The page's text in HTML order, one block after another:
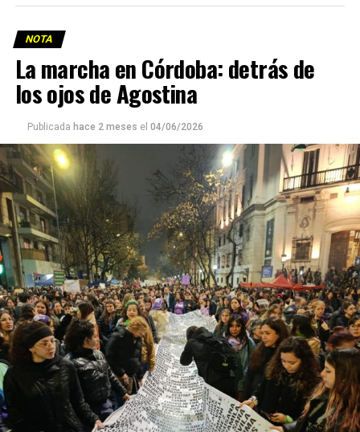
un hombre las frenó y las increpó: una terminó con la
nariz fracturada; la otra, con lesiones en la mano. En
Palermo, un joven gay fue brutalmente golpeado y le
rompieron la mandíbula. En Neuquén, Azul Mía Natasha
Semeñenko fue asesinada, sin haber podido “ser Azul del
todo” porque no recibió su hormonización.
Ninguno de estos hechos violentos de 2025 fue
excepcional. El año pasado se registraron 227 crímenes
de odio contra personas lesbianas, gays, bisexuales,
trans (travestis, transexuales y transgéneros) y otras
identidades disidentes. Según el informe anual del
Observatorio Nacional de Crímenes de Odio LGBT+, fue
el año más violento desde la creación de este organismo,
con un crecimiento de más del 60% respecto de 2024,
cuando se habían registrado 140 casos. Se trata, dice el
relevamiento, de un aumento “abrupto, excepcional y
cualitativamente distinto a la progresión observada en
los años anteriores”.
La violencia por odio hacia el colectivo LGBT+ se
intensificó en un contexto de desmantelamiento de
políticas públicas, vaciamiento de organismos de
NOTA
La marcha en Córdoba: detrás de
los ojos de Agostina
Publicada hace 2 meses el 04/06/2026